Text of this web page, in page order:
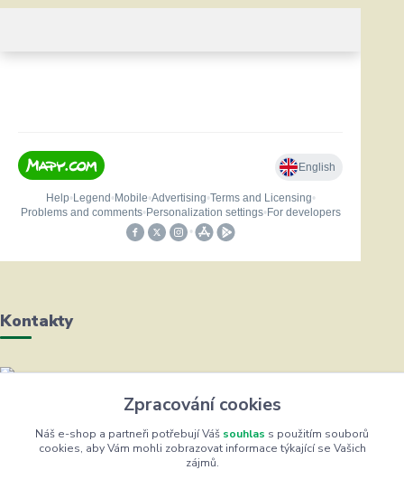
Kontakty
Helena Bayerová
+420 604 711 491
(Po-Čt, 8-16 hod.)
Zpracování cookies
Náš e-shop a partneři potřebují Váš souhlas s použitím souborů
cookies, aby Vám mohli zobrazovat informace týkající se Vašich
zájmů.